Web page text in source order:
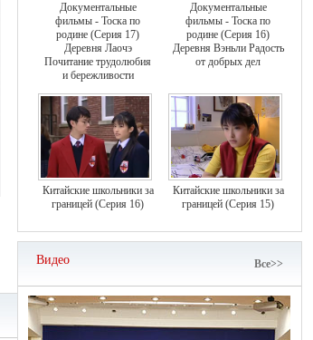
Документальные
фильмы - Тоска по
родине (Серия 17)
Деревня Лаочэ
Почитание трудолюбия
и бережливости
Документальные
фильмы - Тоска по
родине (Серия 16)
Деревня Вэньли Радость
от добрых дел
Китайские школьники за
границей (Серия 16)
Китайские школьники за
границей (Серия 15)
Видео Bce>>